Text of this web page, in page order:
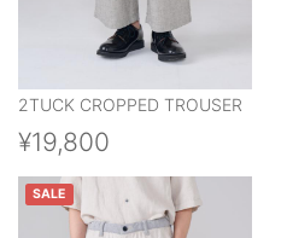
2TUCK CROPPED TROUSER
¥19,800
SALE